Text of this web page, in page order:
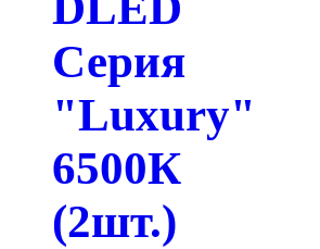
Серия
"Luxury"
6500К
(2шт.)